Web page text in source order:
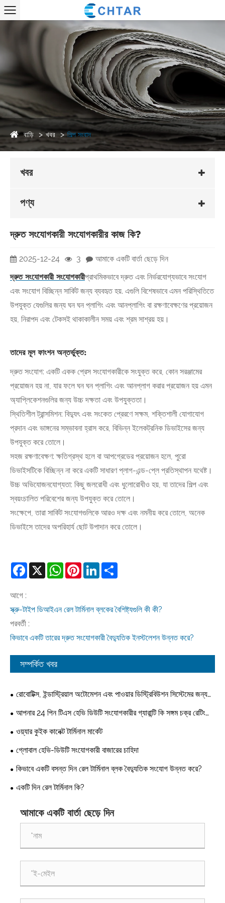
বাড়ি খবর শিল্প সংবাদ
খবর
পণ্য
দ্রুত সংযোগকারী সংযোগকারীর কাজ কি?
2025-12-24 3
আমাকে একটি বার্তা ছেড়ে দিন
দ্রুত সংযোগকারী সংযোগকারীপ্রাথমিকভাবে দ্রুত এবং নির্ভরযোগ্যভাবে সংযোগ
এবং সংযোগ বিচ্ছিন্ন সার্কিট জন্য ব্যবহৃত হয়. এগুলি বিশেষভাবে এমন পরিস্থিতিতে
উপযুক্ত যেগুলির জন্য ঘন ঘন প্লাগিং এবং আনপ্লাগিং বা রক্ষণাবেক্ষণের প্রয়োজন
হয়, নিরাপদ এবং টেকসই থাকাকালীন সময় এবং শ্রম সাশ্রয় হয়।
তাদের মূল ফাংশন অন্তর্ভুক্ত:
দ্রুত সংযোগ: একটি একক প্রেস সংযোগকারীকে সংযুক্ত করে, কোন সরঞ্জামের
প্রয়োজন হয় না, যার ফলে ঘন ঘন প্লাগিং এবং আনপ্লাগ করার প্রয়োজন হয় এমন
অ্যাপ্লিকেশনগুলির জন্য উচ্চ দক্ষতা এবং উপযুক্ততা।
স্থিতিশীল ট্রান্সমিশন: বিদ্যুৎ এবং সংকেত প্রেরণে সক্ষম, শক্তিশালী যোগাযোগ
প্রদান এবং ভাঙ্গনের সম্ভাবনা হ্রাস করে, বিভিন্ন ইলেকট্রনিক ডিভাইসের জন্য
উপযুক্ত করে তোলে।
সহজ রক্ষণাবেক্ষণ: ক্ষতিগ্রস্থ হলে বা আপগ্রেডের প্রয়োজন হলে, পুরো
ডিভাইসটিকে বিচ্ছিন্ন না করে একটি সাধারণ প্লাগ-এন্ড-প্লে প্রতিস্থাপন যথেষ্ট।
উচ্চ অভিযোজনযোগ্যতা: কিছু জলরোধী এবং ধুলোরোধীও হয়, যা তাদের শিল্প এবং
স্বয়ংচালিত পরিবেশের জন্য উপযুক্ত করে তোলে।
সংক্ষেপে, তারা সার্কিট সংযোগগুলিকে আরও দক্ষ এবং নমনীয় করে তোলে, অনেক
ডিভাইসে তাদের অপরিহার্য ছোট উপাদান করে তোলে।
Facebook
X WhatsAppPinterestLinkedIn
আগে :
স্ক্রু-টাইপ ডিআইএন রেল টার্মিনাল ব্লকের বৈশিষ্ট্যগুলি কী কী?
পরবর্তী :
কিভাবে একটি তারের দ্রুত সংযোগকারী বৈদ্যুতিক ইনস্টলেশন উন্নত করে?
সম্পর্কিত খবর
রোবোটিক্স, ইন্ডাস্ট্রিয়াল অটোমেশন এবং পাওয়ার ডিস্ট্রিবিউশন সিস্টেমের জন্য
হেভি ডিউটি ​​সংযোগকারীগুলি কেন পছন্দের পছন্দ?
আপনার 24 পিন টিএস হেভি ডিউটি ​​সংযোগকারীর গ্যারান্টি কি সঙ্গম চক্র রেটিং
ওয়্যার কুইক কানেক্ট টার্মিনাল মার্কেট
গ্লোবাল হেভি-ডিউটি ​​সংযোগকারী বাজারের চাহিদা
কিভাবে একটি বসন্ত দিন রেল টার্মিনাল ব্লক বৈদ্যুতিক সংযোগ উন্নত করে?
একটি দিন রেল টার্মিনাল কি?
আমাকে একটি বার্তা ছেড়ে দিন